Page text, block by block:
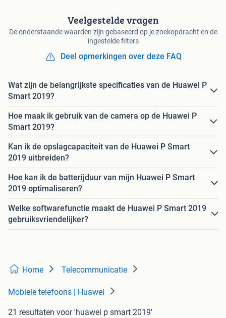
Veelgestelde vragen
De onderstaande waarden zijn gebaseerd op je zoekopdracht en de
ingestelde filters
Deel opmerkingen over deze FAQ
Wat zijn de belangrijkste specificaties van de Huawei P
Smart 2019?
Hoe maak ik gebruik van de camera op de Huawei P
Smart 2019?
Kan ik de opslagcapaciteit van de Huawei P Smart
2019 uitbreiden?
Hoe kan ik de batterijduur van mijn Huawei P Smart
2019 optimaliseren?
Welke softwarefunctie maakt de Huawei P Smart 2019
gebruiksvriendelijker?
Home Telecommunicatie
Mobiele telefoons | Huawei
21 resultaten voor 'huawei p smart 2019'